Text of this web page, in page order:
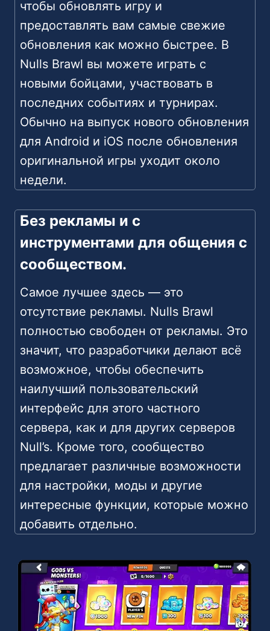
чтобы обновлять игру и
предоставлять вам самые свежие
обновления как можно быстрее. В
Nulls Brawl вы можете играть с
новыми бойцами, участвовать в
последних событиях и турнирах.
Обычно на выпуск нового обновления
для Android и iOS после обновления
оригинальной игры уходит около
недели.
Без рекламы и с
инструментами для общения с
сообществом.
Самое лучшее здесь — это
отсутствие рекламы. Nulls Brawl
полностью свободен от рекламы. Это
значит, что разработчики делают всё
возможное, чтобы обеспечить
наилучший пользовательский
интерфейс для этого частного
сервера, как и для других серверов
Null’s. Кроме того, сообщество
предлагает различные возможности
для настройки, моды и другие
интересные функции, которые можно
добавить отдельно.